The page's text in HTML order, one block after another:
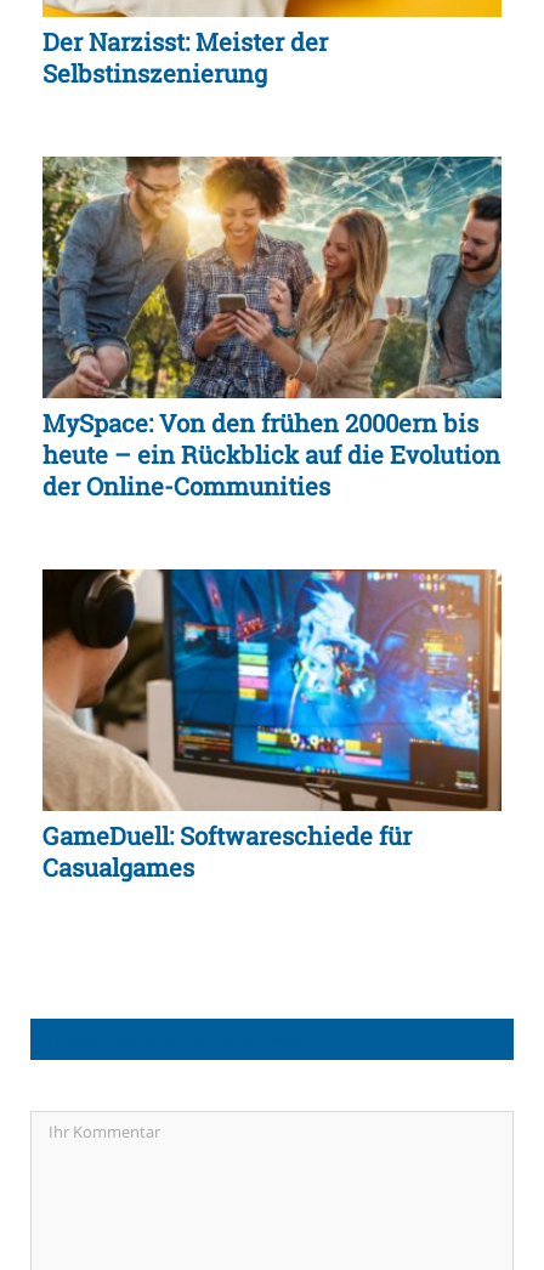
Der Narzisst: Meister der
Selbstinszenierung
MySpace: Von den frühen 2000ern bis
heute – ein Rückblick auf die Evolution
der Online-Communities
GameDuell: Softwareschiede für
Casualgames